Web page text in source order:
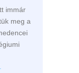
immár
meg a